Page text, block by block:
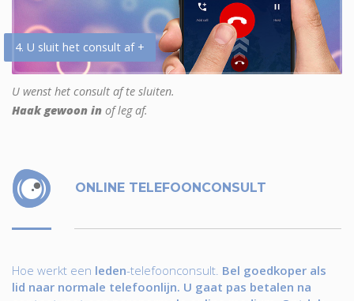
4. U sluit het consult af +
U wenst het consult af te sluiten.
Haak gewoon in of leg af.
ONLINE TELEFOONCONSULT
Hoe werkt een leden-telefoonconsult. Bel goedkoper als
lid naar normale telefoonlijn. U gaat pas betalen na